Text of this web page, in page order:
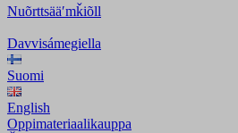
Nuõrttsääʹmǩiõll
Davvisámegiella
Suomi
English
Oppimateriaalikauppa